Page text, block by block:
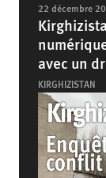
22 décembre
avec un
KIRGHIZISTAN